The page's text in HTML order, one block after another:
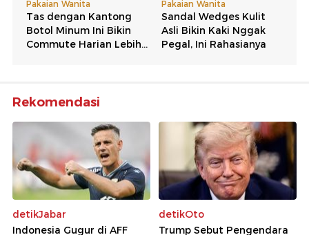
Rekomendasi
detikJabar
Indonesia Gugur di AFF
detikOto
Trump Sebut Pengendara